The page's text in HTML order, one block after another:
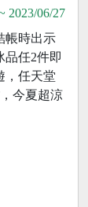
2023/06/27
帳時出示
品任2件即
，任天堂
今夏超涼